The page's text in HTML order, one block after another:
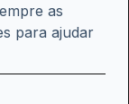
as
para ajudar